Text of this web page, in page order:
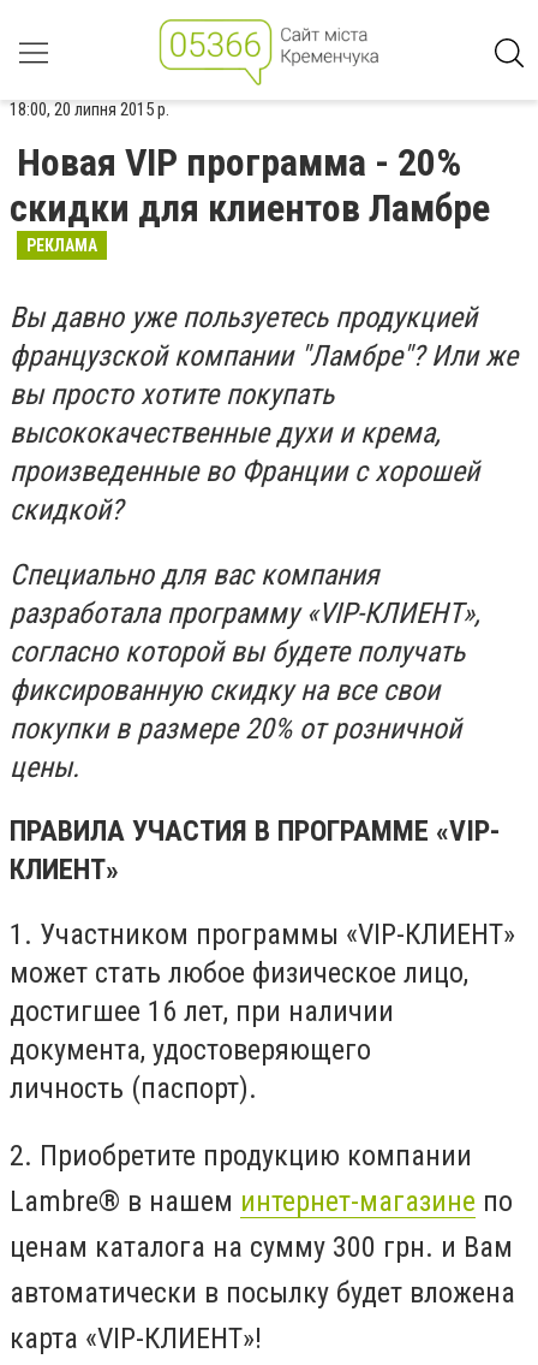
18:00, 20 липня 2015 р.
Новая VIP программа - 20%
скидки для клиентов Ламбре
РЕКЛАМА
Вы давно уже пользуетесь продукцией
французской компании "Ламбре"? Или же
вы просто хотите покупать
высококачественные духи и крема,
произведенные во Франции с хорошей
скидкой?
Специально для вас компания
разработала программу «VIP-КЛИЕНТ»,
согласно которой вы будете получать
фиксированную скидку на все свои
покупки в размере 20% от розничной
цены.
ПРАВИЛА УЧАСТИЯ В ПРОГРАММЕ «VIP-
КЛИЕНТ»
1. Участником программы «VIP-КЛИЕНТ»
может стать любое физическое лицо,
достигшее 16 лет, при наличии
документа, удостоверяющего
личность (паспорт).
2. Приобретите продукцию компании
Lambre® в нашем интернет-магазине по
ценам каталога на сумму 300 грн. и Вам
автоматически в посылку будет вложена
карта «VIP-КЛИЕНТ»!